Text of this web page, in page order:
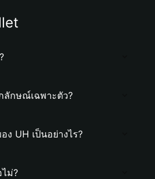
ลักษณ์เฉพาะตัว?
UH เป็นอย่างไร?
ม่?